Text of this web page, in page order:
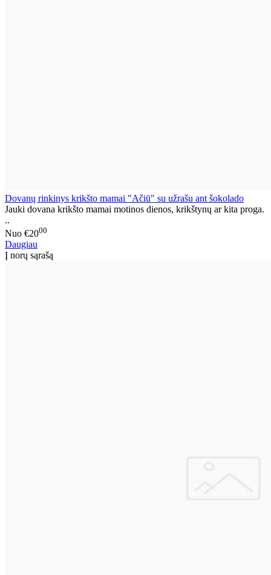
Dovanų rinkinys krikšto mamai "Ačiū" su užrašu ant šokolado
Jauki dovana krikšto mamai motinos dienos, krikštynų ar kita proga.
..
Nuo €2000
Daugiau
Į norų sąrašą